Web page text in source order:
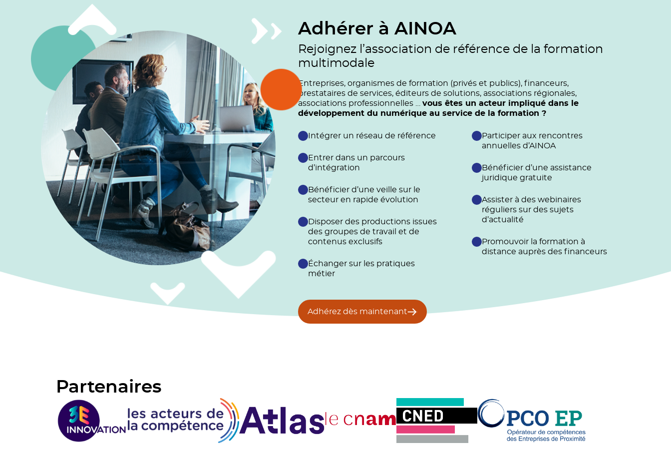
Adhérer à AINOA
Rejoignez l’association de référence de la formation
multimodale
Entreprises, organismes de formation (privés et publics), financeurs,
prestataires de services, éditeurs de solutions, associations régionales,
associations professionnelles … vous êtes un acteur impliqué dans le
développement du numérique au service de la formation ?
Intégrer un réseau de référence
Entrer dans un parcours
d’intégration
Bénéficier d’une veille sur le
secteur en rapide évolution
Disposer des productions issues
des groupes de travail et de
contenus exclusifs
Échanger sur les pratiques
métier
Participer aux rencontres
annuelles d’AINOA
Bénéficier d’une assistance
juridique gratuite
Assister à des webinaires
réguliers sur des sujets
d’actualité
Promouvoir la formation à
distance auprès des financeurs
Adhérez dès maintenant
Partenaires